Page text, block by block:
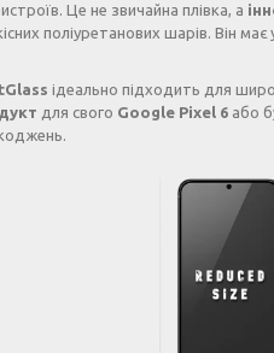
Це не звичайна плівка, а
поліуретанових шарів. Він
ідеально підходить для
для свого Google Pixel 6 або